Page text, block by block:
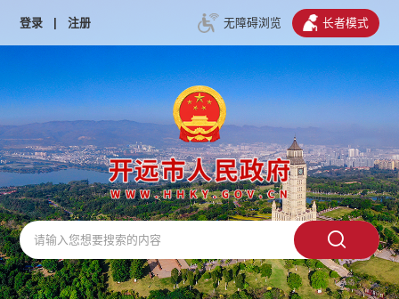
登录 | 注册 无障碍浏览 长者模式